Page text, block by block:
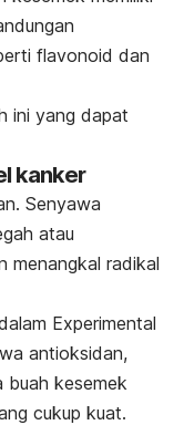
flavonoid dan
ini yang dapat
kanker
. Senyawa
atau
menangkal radikal
Experimental
antioksidan,
kesemek
cukup kuat.